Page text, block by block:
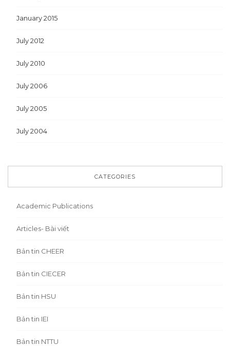
January 2015
July 2012
July 2010
July 2006
July 2005
July 2004
CATEGORIES
Academic Publications
Articles- Bài viết
Bản tin CHEER
Bản tin CIECER
Bản tin HSU
Bản tin IEI
Bản tin NTTU